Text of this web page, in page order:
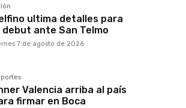
ultima detalles para
debut ante San Telmo
7 de agosto de 2026
Valencia arriba al país
firmar en Boca